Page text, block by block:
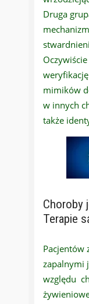
Druga
mimików
w innych
także
Choroby
Terapie
Pacjentów
zapalnymi
względu